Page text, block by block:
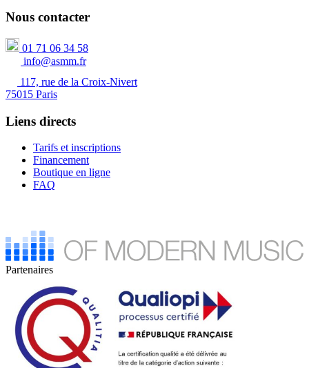
Nous contacter
01 71 06 34 58
info@asmm.fr
117, rue de la Croix-Nivert
75015 Paris
Liens directs
Tarifs et inscriptions
Financement
Boutique en ligne
FAQ
Partenaires